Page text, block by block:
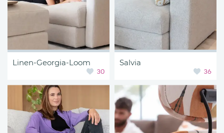
Linen-Georgia-Loom
30
Salvia
36